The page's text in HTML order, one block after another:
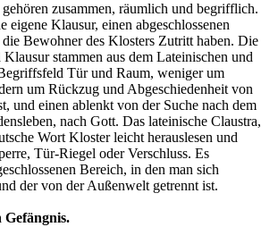
zusammen, räumlich und begrifflich.
eigene Klausur, einen abgeschlossenen
Bewohner des Klosters Zutritt haben. Die
stammen aus dem Lateinischen und
Tür und Raum, weniger um
um Rückzug und Abgeschiedenheit von
und einen ablenkt von der Suche nach dem
nach Gott. Das lateinische Claustra,
Wort Kloster leicht herauslesen und
Tür-Riegel oder Verschluss. Es
Bereich, in den man sich
der von der Außenwelt getrennt ist.
Gefängnis.